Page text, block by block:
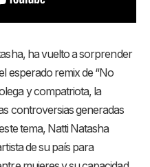
ha vuelto a sorprender
esperado remix de “No
y compatriota, la
controversias generadas
tema, Natti Natasha
de su país para